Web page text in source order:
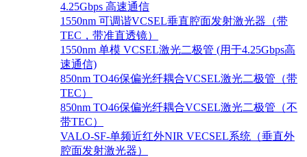
4.25Gbps 高速通信
1550nm 可调谐VCSEL垂直腔面发射激光器（带
TEC，带准直透镜）
1550nm 单模 VCSEL激光二极管 (用于4.25Gbps高
速通信)
850nm TO46保偏光纤耦合VCSEL激光二极管（带
TEC）
850nm TO46保偏光纤耦合VCSEL激光二极管（不
带TEC）
VALO-SF-单频近红外NIR VECSEL系统（垂直外
腔面发射激光器）